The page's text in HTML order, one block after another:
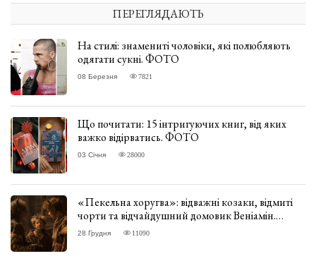
ПЕРЕГЛЯДАЮТЬ
На стилі: знамениті чоловіки, які полюбляють
одягати сукні. ФОТО
08 Березня 7821
Що почитати: 15 інтригуючих книг, від яких
важко відірватись. ФОТО
03 Січня 28000
«Пекельна хоругва»: відважні козаки, відмиті
чорти та відчайдушний домовик Веніамін.
ВІДГУК
28 Грудня 11090